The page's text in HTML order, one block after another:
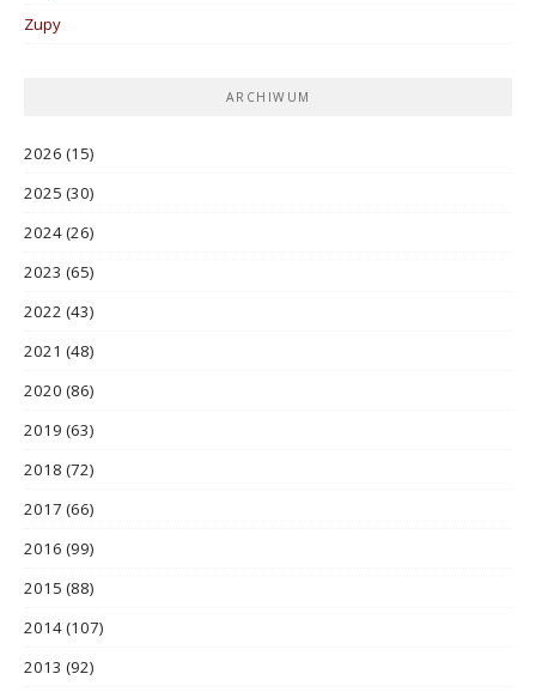
Zupy
ARCHIWUM
2026 (15)
2025 (30)
2024(26)
2023 (65)
2022 (43)
2021 (48)
2020 (86)
2019 (63)
2018 (72)
2017 (66)
2016 (99)
2015 (88)
2014(107)
2013 (92)